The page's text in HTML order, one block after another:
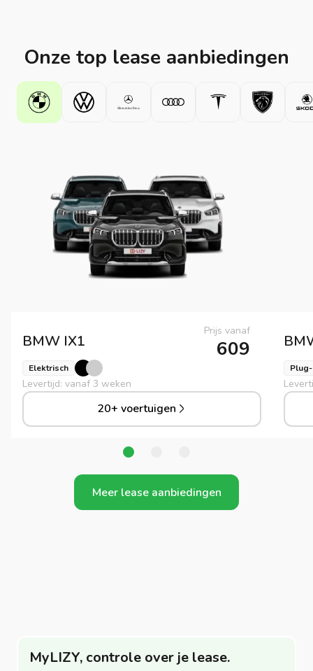
Onze top lease aanbiedingen
BMW IX1
Prijs vanaf
609
Elektrisch
Levertijd: vanaf 3 weken
20+ voertuigen
Meer lease aanbiedingen
MyLIZY, controle over je lease.